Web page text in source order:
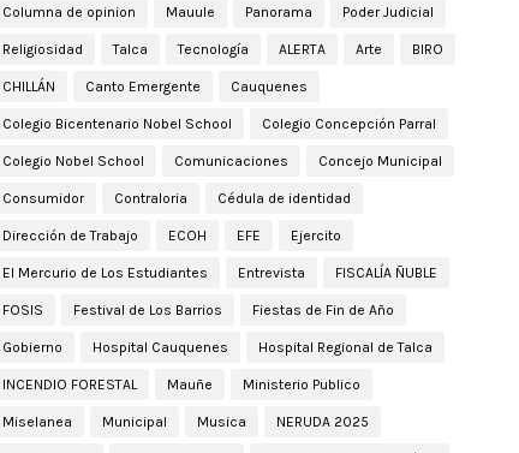
Columna de opinion Mauule Panorama Poder Judicial
Religiosidad Talca Tecnología ALERTA Arte BIRO
CHILLÁN Canto Emergente Cauquenes
Colegio Bicentenario Nobel School Colegio Concepción Parral
Colegio Nobel School Comunicaciones Concejo Municipal
Consumidor Contraloria Cédula de identidad
Dirección de Trabajo ECOH EFE Ejercito
El Mercurio de Los Estudiantes Entrevista FISCALÍA ÑUBLE
FOSIS Festival de Los Barrios Fiestas de Fin de Año
Gobierno Hospital Cauquenes Hospital Regional de Talca
INCENDIO FORESTAL Mauñe Ministerio Publico
Miselanea Municipal Musica NERUDA 2025